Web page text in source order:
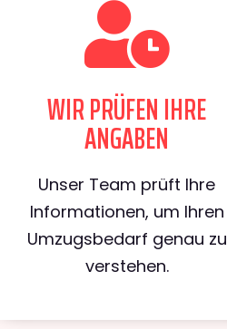
WIR PRÜFEN IHRE
ANGABEN
Unser Team prüft Ihre
Informationen, um Ihren
Umzugsbedarf genau zu
verstehen.